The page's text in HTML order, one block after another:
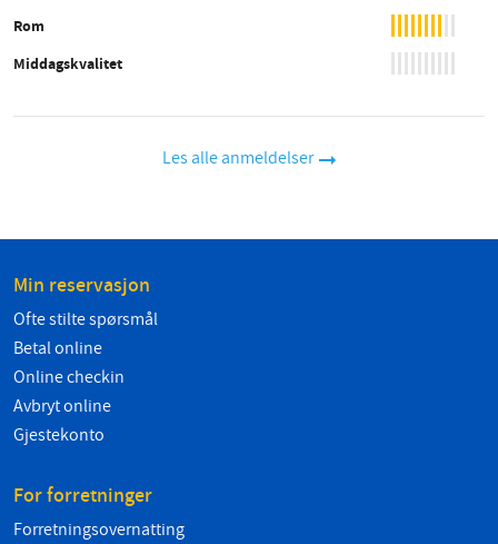
Rom
Middagskvalitet
Les alle anmeldelser
Min reservasjon
Ofte stilte spørsmål
Betal online
Online checkin
Avbryt online
Gjestekonto
For forretninger
Forretningsovernatting